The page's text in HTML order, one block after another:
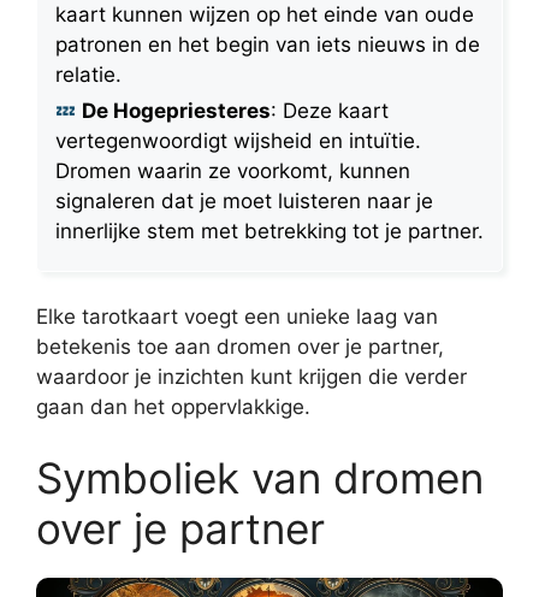
kaart kunnen wijzen op het einde van oude
patronen en het begin van iets nieuws in de
relatie.
De Hogepriesteres: Deze kaart
vertegenwoordigt wijsheid en intuïtie.
Dromen waarin ze voorkomt, kunnen
signaleren dat je moet luisteren naar je
innerlijke stem met betrekking tot je partner.
Elke tarotkaart voegt een unieke laag van
betekenis toe aan dromen over je partner,
waardoor je inzichten kunt krijgen die verder
gaan dan het oppervlakkige.
Symboliek van dromen
over je partner